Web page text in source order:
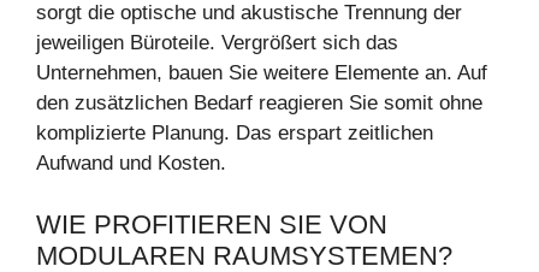
sorgt die optische und akustische Trennung der
jeweiligen Büroteile. Vergrößert sich das
Unternehmen, bauen Sie weitere Elemente an. Auf
den zusätzlichen Bedarf reagieren Sie somit ohne
komplizierte Planung. Das erspart zeitlichen
Aufwand und Kosten.
WIE PROFITIEREN SIE VON
MODULAREN RAUMSYSTEMEN?